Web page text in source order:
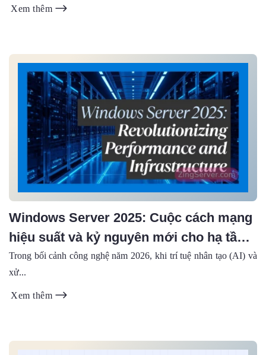
Xem thêm
Windows Server 2025: Cuộc cách mạng
hiệu suất và kỷ nguyên mới cho hạ tầng
VPS doanh nghiệp
Trong bối cảnh công nghệ năm 2026, khi trí tuệ nhân tạo (AI) và
xử...
Xem thêm